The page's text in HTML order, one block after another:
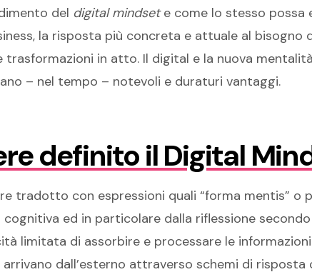
del digital mindsete come lo stesso possa
la risposta più concreta e attuale al bisogno
trasformazioni in atto. Il digital e la nuova
– nel tempo – notevoli e duraturi vantaggi.
definito il Digital
tradotto con espressioni quali “forma mentis” o
ed in particolare dalla riflessione
limitata di assorbire e processare le
dall’esterno attraverso schemi di